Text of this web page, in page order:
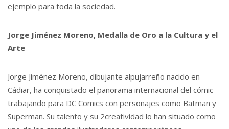
ejemplo para toda la sociedad.
Jorge Jiménez Moreno, Medalla de Oro a la Cultura y el
Arte
Jorge Jiménez Moreno, dibujante alpujarreño nacido en
Cádiar, ha conquistado el panorama internacional del cómic
trabajando para DC Comics con personajes como Batman y
Superman. Su talento y su 2creatividad lo han situado como